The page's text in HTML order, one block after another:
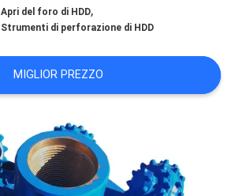
Apri del foro di HDD,
Strumenti di perforazione di HDD
MIGLIOR PREZZO